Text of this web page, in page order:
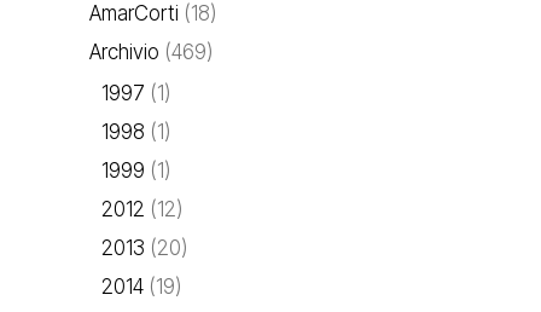
AmarCorti (18)
Archivio (469)
1997 (1)
1998 (1)
1999 (1)
2012 (12)
2013 (20)
2014 (19)